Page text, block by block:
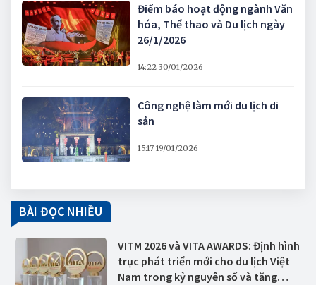
Điểm báo hoạt động ngành Văn
hóa, Thể thao và Du lịch ngày
26/1/2026
14:22 30/01/2026
Công nghệ làm mới du lịch di
sản
15:17 19/01/2026
BÀI ĐỌC NHIỀU
VITM 2026 và VITA AWARDS: Định hình
trục phát triển mới cho du lịch Việt
Nam trong kỷ nguyên số và tăng